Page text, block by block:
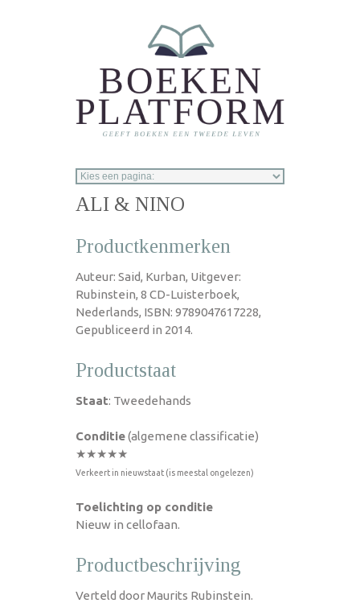
ALI & NINO
Productkenmerken
Auteur: Said, Kurban, Uitgever:
Rubinstein, 8 CD-Luisterboek,
Nederlands, ISBN: 9789047617228,
Gepubliceerd in 2014.
Productstaat
Staat: Tweedehands
Conditie(algemene classificatie)
★★★★★
Verkeert in nieuwstaat (is meestal ongelezen)
Toelichting op conditie
Nieuw in cellofaan.
Productbeschrijving
Verteld door Maurits Rubinstein.